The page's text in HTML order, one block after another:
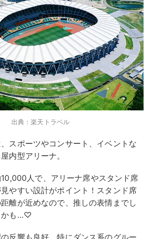
出典：楽天トラベル
スポーツやコンサート、イベントな
内型アリーナ。
人で、アリーナ席やスタンド席
やすい設計がポイント！スタンド席
離が近めなので、推しの表情までし
かも…♡